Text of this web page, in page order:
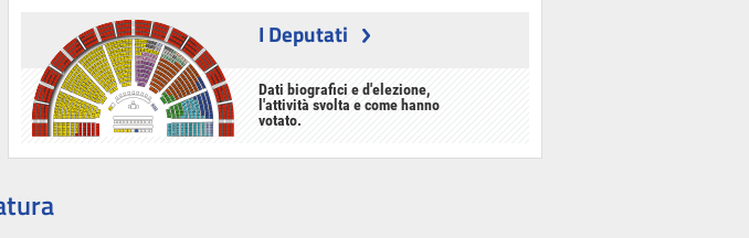
I Deputati
Dati biografici e d'elezione,
l'attività svolta e come hanno
votato.